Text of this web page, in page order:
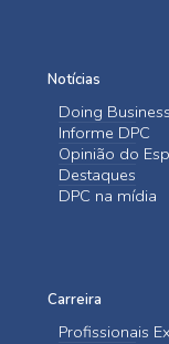
Notícias
Doing
Informe DPC
Opinião do
Destaques
DPC na mídia
Carreira
Profissionais